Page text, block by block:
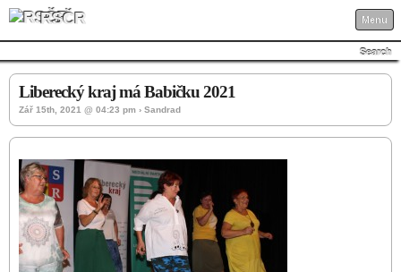
RSČR Menu
Search
Liberecký kraj má Babičku 2021
Zář 15th, 2021 @ 04:23 pm › Sandrad